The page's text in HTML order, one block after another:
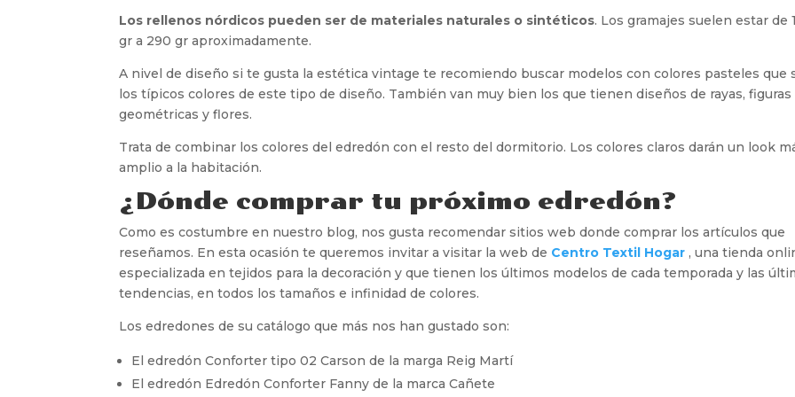
Los rellenos nórdicos pueden ser de materiales naturales o sintéticos. Los gramajes suelen estar de
gr a 290 gr aproximadamente.
A nivel de diseño si te gusta la estética vintage te recomiendo buscar modelos con colores pasteles que
los típicos colores de este tipo de diseño. También van muy bien los que tienen diseños de rayas, figuras
geométricas y flores.
Trata de combinar los colores del edredón con el resto del dormitorio. Los colores claros darán un look
amplio a la habitación.
¿Dónde comprar tu próximo edredón?
Como es costumbre en nuestro blog, nos gusta recomendar sitios web donde comprar los artículos que
reseñamos. En esta ocasión te queremos invitar a visitar la web de Centro Textil Hogar , una tienda
especializada en tejidos para la decoración y que tienen los últimos modelos de cada temporada y las
tendencias, en todos los tamaños e infinidad de colores.
Los edredones de su catálogo que más nos han gustado son:
El edredón Conforter tipo 02 Carson de la marga Reig Martí
El edredón Edredón Conforter Fanny de la marca Cañete